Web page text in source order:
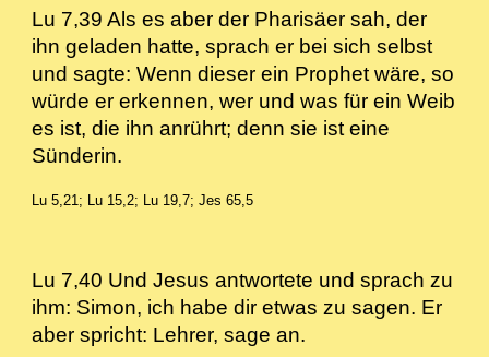
Lu 7,39 Als es aber der Pharisäer sah, der
ihn geladen hatte, sprach er bei sich selbst
und sagte: Wenn dieser ein Prophet wäre, so
würde er erkennen, wer und was für ein Weib
es ist, die ihn anrührt; denn sie ist eine
Sünderin.
Lu 5,21; Lu 15,2; Lu 19,7; Jes 65,5
Lu 7,40 Und Jesus antwortete und sprach zu
ihm: Simon, ich habe dir etwas zu sagen. Er
aber spricht: Lehrer, sage an.